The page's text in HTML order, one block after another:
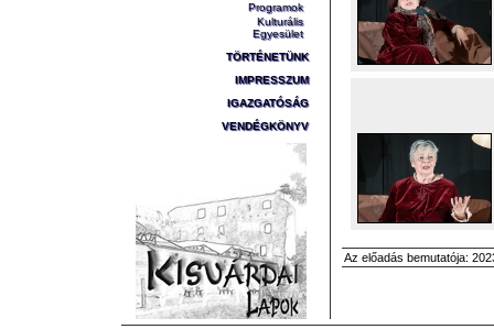
Programok
Kulturális
Egyesület
TÖRTÉNETÜNK
IMPRESSZUM
IGAZGATÓSÁG
VENDÉGKÖNYV
Az előadás bemutatója: